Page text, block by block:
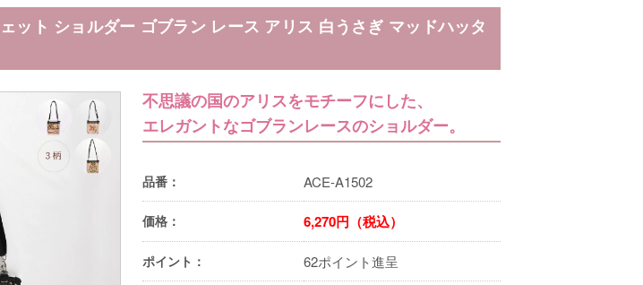
ット ショルダー ゴブラン レース アリス 白うさぎ マッドハッタ
不思議の国のアリスをモチーフにした、
エレガントなゴブランレースのショルダー。
品番： ACE-A1502
価格： 6,270円（税込）
ポイント： 62ポイント進呈